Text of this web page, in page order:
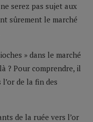
serez pas sujet aux
sûrement le marché
» dans le marché
? Pour comprendre, il
de la fin des
de la ruée vers l’or